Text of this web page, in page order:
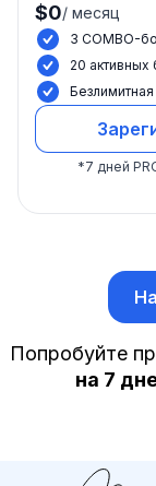
$0/ месяц
3 COMBO-
20
*7 дней
Попробуйте
на 7